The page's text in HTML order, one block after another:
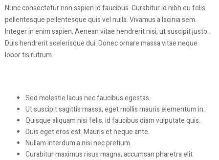
Nunc consectetur non sapien id faucibus. Curabitur id nibh eu felis
pellentesque pellentesque quis vel nulla. Vivamus a lacinia sem.
Integer in enim sapien. Aenean vitae hendrerit nisi, ut suscipit justo.
Duis hendrerit scelerisque dui. Donec ornare massa vitae neque
lobor tis rutrum.
Sed molestie lacus nec faucibus egestas.
Ut suscipit sagittis massa, eget mollis mauris elementum in.
Quisque aliquam nisi felis, id faucibus diam vulputate quis.
Duis eget eros est. Mauris et neque ante.
Nullam interdum a nisi nec pretium.
Curabitur maximus risus magna, accumsan pharetra elit